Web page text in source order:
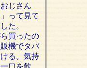
じさん
って見て
た。
買ったの
機でタバ
る。気持
口を飲